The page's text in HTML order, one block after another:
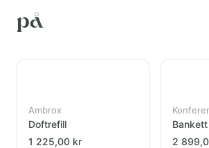
på
Ambrox
Doftrefill
1 225,00 kr
2